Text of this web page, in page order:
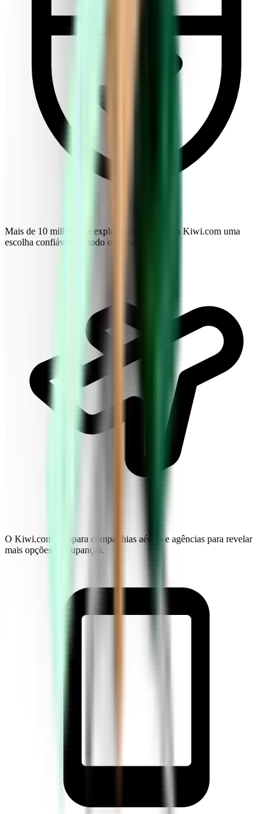
Mais de 10 milhões de exploradores fazem da Kiwi.com uma
escolha confiável em todo o mundo.
O Kiwi.com compara companhias aéreas e agências para revelar
mais opções e poupanças.